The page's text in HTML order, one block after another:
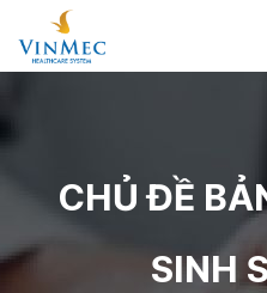
CHỦ ĐỀ
SINH